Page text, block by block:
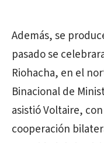
Además, se
pasado se
Riohacha, en el
Binacional de
asistió Voltaire,
cooperación